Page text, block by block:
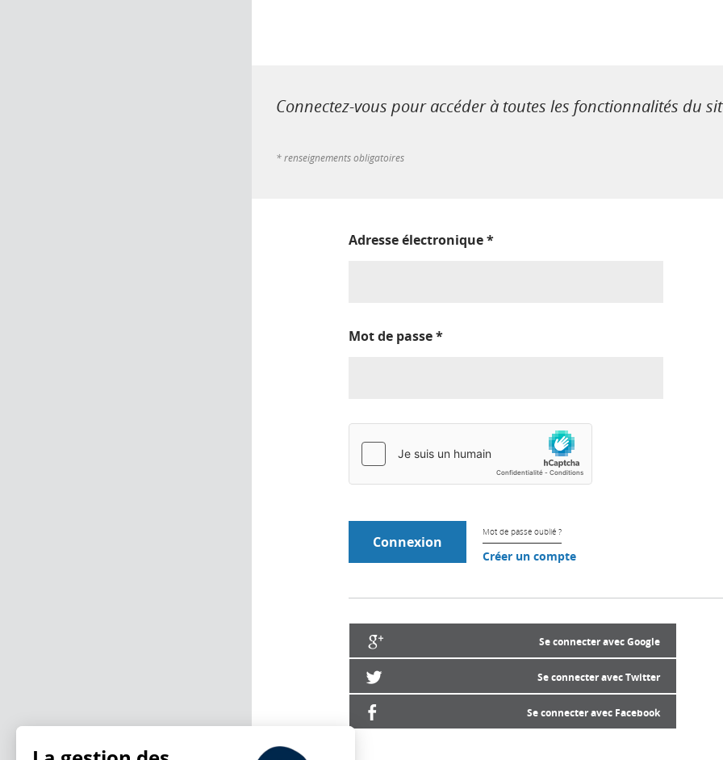
Connectez-vous pour accéder à toutes les fonctionnalités du
* renseignements obligatoires
Adresse électronique*
Mot de passe*
Mot de passe oublié ?
Créer un compte
Se connecter avec Google
Se connecter avec Twitter
Se connecter avec Facebook